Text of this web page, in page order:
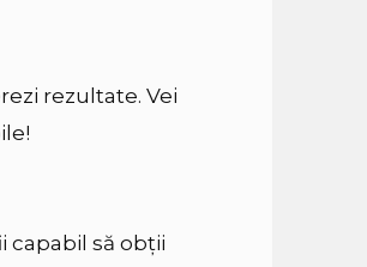
rezultate. Vei
capabil să obții